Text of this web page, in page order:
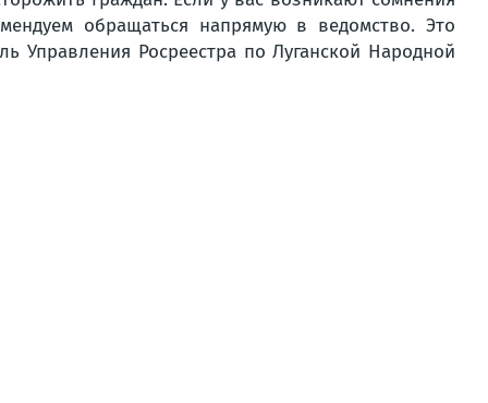
обращаться напрямую в ведомство. Это
Управления Росреестра по Луганской Народной